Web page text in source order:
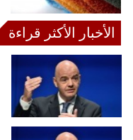
الأخبار الأكثر قراءة